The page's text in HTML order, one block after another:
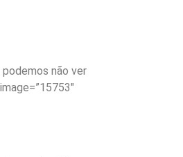
não ver